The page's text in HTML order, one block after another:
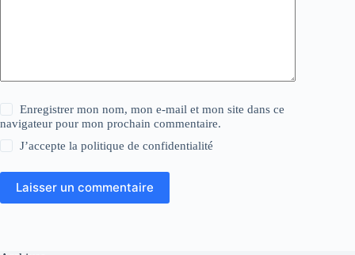
Enregistrer mon nom, mon e-mail et mon site dans ce
navigateur pour mon prochain commentaire.
J’accepte lapolitique de confidentialité
Laisser un commentaire